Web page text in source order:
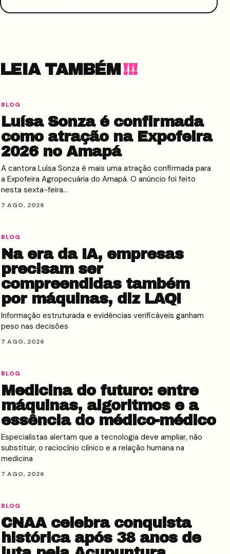
LEIA TAMBÉM
BLOG
Luísa Sonza é confirmada
como atração na Expofeira
2026 no Amapá
A cantora Luísa Sonza é mais uma atração confirmada para
a Expofeira Agropecuária do Amapá. O anúncio foi feito
nesta sexta-feira…
7 AGO, 2026
BLOG
Na era da IA, empresas
precisam ser
compreendidas também
por máquinas, diz LAQI
Informação estruturada e evidências verificáveis ganham
peso nas decisões
7 AGO, 2026
BLOG
Medicina do futuro: entre
máquinas, algoritmos e a
essência do médico-médico
Especialistas alertam que a tecnologia deve ampliar, não
substituir, o raciocínio clínico e a relação humana na
medicina
7 AGO, 2026
BLOG
CNAA celebra conquista
histórica após 38 anos de